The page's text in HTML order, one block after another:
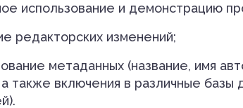
использование и демонстрацию
редакторских изменений;
метаданных (название, имя
а также включения в различные